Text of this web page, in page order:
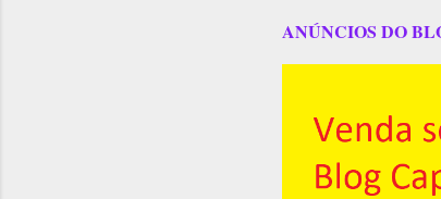
ANÚNCIOS DO